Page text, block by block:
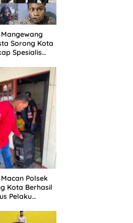
Sorong Kota
Spesialis
29 Sepeda
Polsek
Kota Berhasil
Pelaku